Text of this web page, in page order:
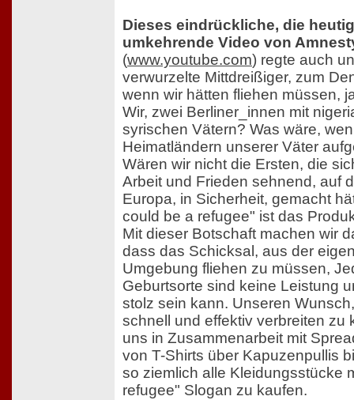
Dieses eindrückliche, die
umkehrende Video von
(www.youtube.com) regte auch
verwurzelte Mittdreißiger, zum
wenn wir hätten fliehen müssen,
Wir, zwei Berliner_innen mit
syrischen Vätern? Was wäre,
Heimatländern unserer Väter
Wären wir nicht die Ersten, die
Arbeit und Frieden sehnend, auf
Europa, in Sicherheit, gemacht
could be a refugee" ist das
Mit dieser Botschaft machen wir
dass das Schicksal, aus der
Umgebung fliehen zu müssen,
Geburtsorte sind keine Leistung
stolz sein kann. Unseren
schnell und effektiv verbreiten zu
uns in Zusammenarbeit mit
von T-Shirts über Kapuzenpullis
so ziemlich alle Kleidungsstücke
refugee" Slogan zu kaufen.